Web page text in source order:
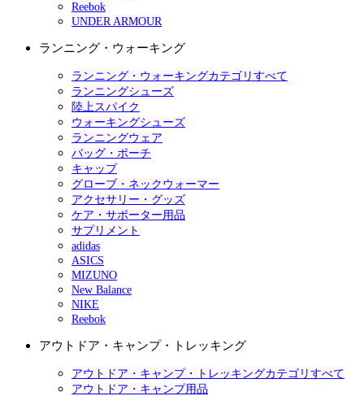
Reebok
UNDER ARMOUR
ランニング・ウォーキング
ランニング・ウォーキングカテゴリすべて
ランニングシューズ
陸上スパイク
ウォーキングシューズ
ランニングウェア
バッグ・ポーチ
キャップ
グローブ・ネックウォーマー
アクセサリー・グッズ
ケア・サポーター用品
サプリメント
adidas
ASICS
MIZUNO
New Balance
NIKE
Reebok
アウトドア・キャンプ・トレッキング
アウトドア・キャンプ・トレッキングカテゴリすべて
アウトドア・キャンプ用品